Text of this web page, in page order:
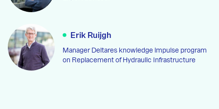
Erik Ruijgh
Manager Deltares knowledge impulse program
on Replacement of Hydraulic Infrastructure